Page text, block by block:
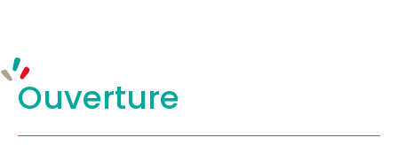
Ouverture